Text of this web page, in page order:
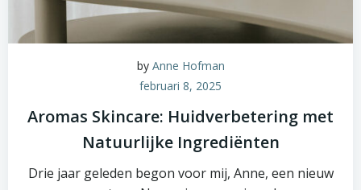
by Anne Hofman
februari 8, 2025
Aromas Skincare: Huidverbetering met
Natuurlijke Ingrediënten
Drie jaar geleden begon voor mij, Anne, een nieuw